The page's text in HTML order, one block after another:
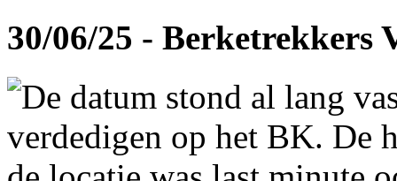
30/06/25 - Berketrekkers
De datum stond al lang
verdedigen op het BK. De